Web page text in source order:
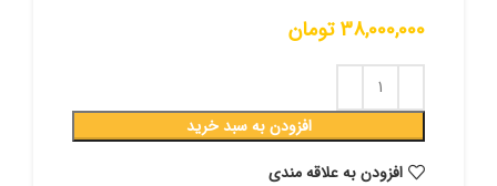
38,000,000 تومان
افزودن به سبد خرید
افزودن به علاقه مندی